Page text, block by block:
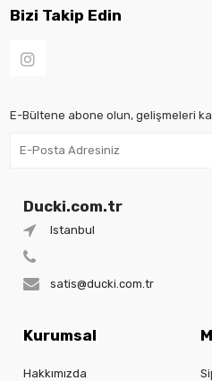
Ducki.com.tr
Istanbul
satis@ducki.com.tr
Kurumsal
Hakkımızda
Bizi Takip Edin
E-Bültene abone olun, gelişmeleri